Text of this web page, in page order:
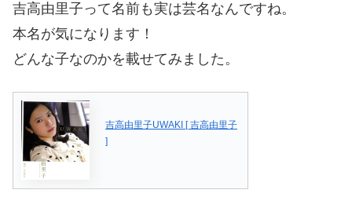
吉高由里子って名前も実は芸名なんですね。
本名が気になります！
どんな子なのかを載せてみました。
吉高由里子UWAKI [ 吉高由里子
]